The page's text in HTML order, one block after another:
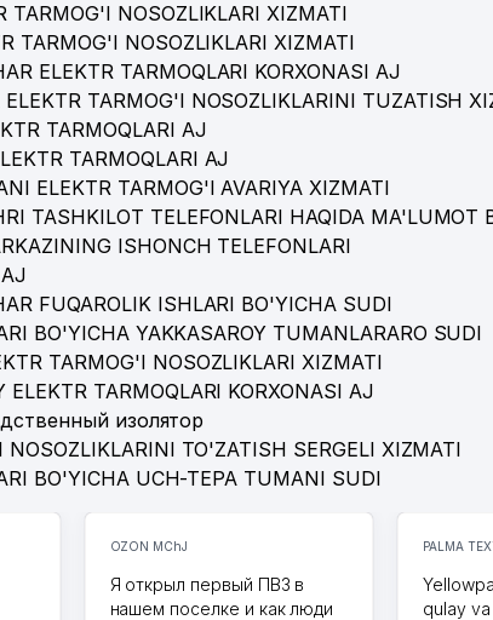
TARMOG'I NOSOZLIKLARI XIZMATI
TARMOG'I NOSOZLIKLARI XIZMATI
ELEKTR TARMOQLARI KORXONASI AJ
TARMOG'I NOSOZLIKLARINI TUZATISH
TARMOQLARI AJ
TARMOQLARI AJ
ELEKTR TARMOG'I AVARIYA XIZMATI
TASHKILOT TELEFONLARI HAQIDA MA'LUMOT
ISHONCH TELEFONLARI
FUQAROLIK ISHLARI BO'YICHA SUDI
BO'YICHA YAKKASAROY TUMANLARARO SUDI
TARMOG'I NOSOZLIKLARI XIZMATI
ELEKTR TARMOQLARI KORXONASI AJ
изолятор
NOSOZLIKLARINI TO'ZATISH SERGELI XIZMATI
BO'YICHA UCH-TEPA TUMANI SUDI
OZON MChJ
Я открыл первый ПВЗ в
нашем поселке и как люди
PALMA
qulay